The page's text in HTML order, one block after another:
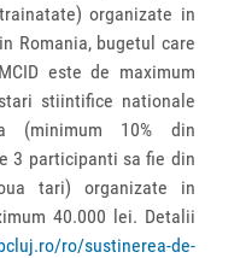
organizate in
Romania, bugetul care
este de maximum
stiintifice nationale
(minimum 10% din
3 participanti sa fie din
tari) organizate in
40.000 lei. Detalii
ro/sustinerea-de-